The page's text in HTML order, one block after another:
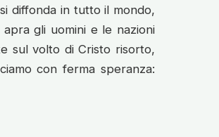
diffonda in tutto il mondo,
gli uomini e le nazioni
sul volto di Cristo risorto,
con ferma speranza: